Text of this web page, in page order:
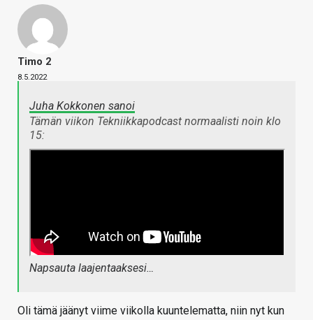
Timo 2
8.5.2022
Juha Kokkonen sanoi
Tämän viikon Tekniikkapodcast normaalisti noin klo
15:
Napsauta laajentaaksesi…
Oli tämä jäänyt viime viikolla kuuntelematta, niin nyt kun